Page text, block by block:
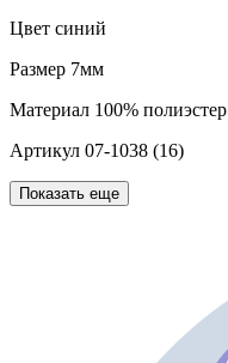
Цвет синий
Размер 7мм
Материал 100% полиэстер
Артикул 07-1038 (16)
Показать еще